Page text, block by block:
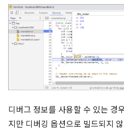
디버그 정보를 사용할 수 있는 경
지만 디버깅 옵션으로 빌드되지